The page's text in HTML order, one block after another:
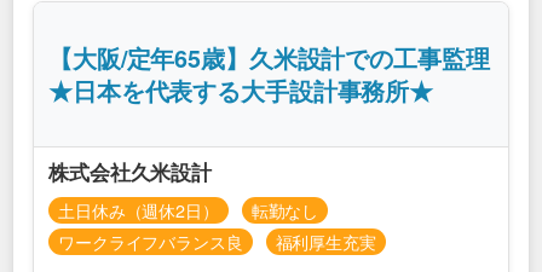
【大阪/定年65歳】久米設計での工事監理
★日本を代表する大手設計事務所★
株式会社久米設計
土日休み（週休2日）
転勤なし
ワークライフバランス良
福利厚生充実